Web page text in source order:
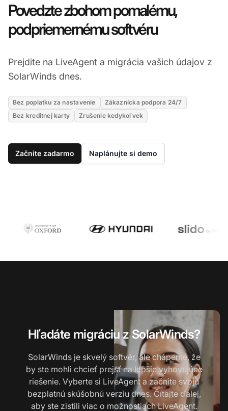
Povedzte zbohom pomalému,
podpriemernému softvéru
Prejdite na LiveAgent a migrácia vašich údajov z
SolarWinds dnes.
Bez poplatku za nastavenie
Zákaznícka podpora 24/7
Bez kreditnej karty
Zrušenie kedykoľvek
Začnite zadarmo Naplánujte si demo
Hľadáte migráciu z SolarWinds?
SolarWinds je skvelý softvér, ale chápeme, že
by ste mohli chcieť prejsť na lepšie vyhovujúce
riešenie. Vyberte si LiveAgent a začnite svoju
bezplatnú skúšobnú verziu dnes. Čítajte ďalej,
aby ste zistili viac o možnostiach LiveAgent.